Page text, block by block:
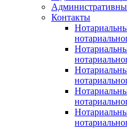
Контакты